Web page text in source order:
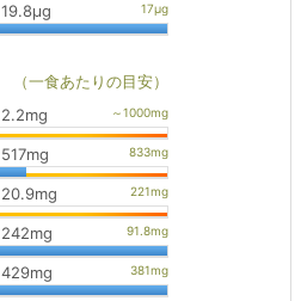
19.8μg
（一食あたりの目安）
2.2mg
517mg
20.9mg
242mg
429mg